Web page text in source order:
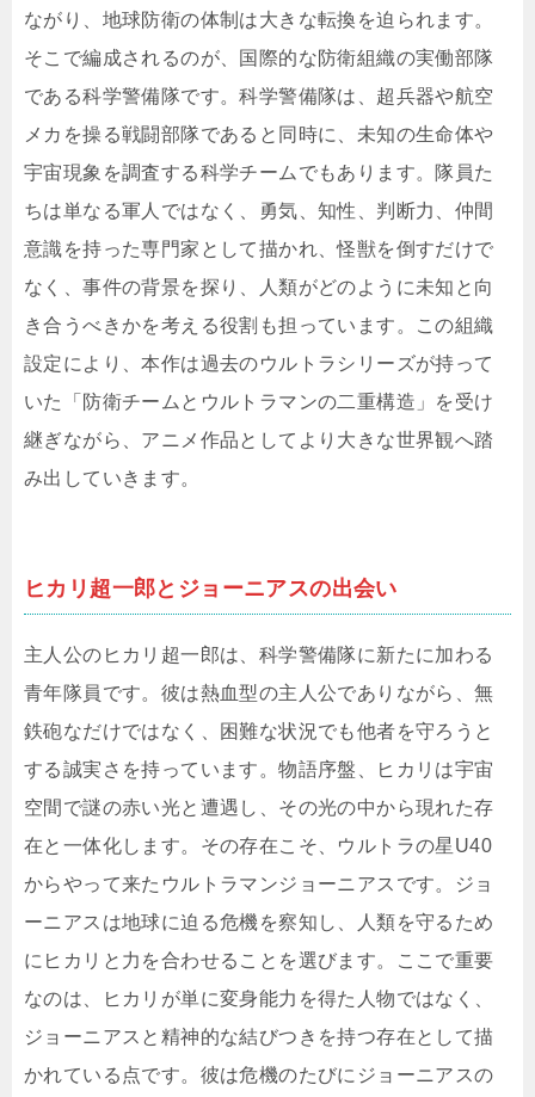
ながり、地球防衛の体制は大きな転換を迫られます。
そこで編成されるのが、国際的な防衛組織の実働部隊
である科学警備隊です。科学警備隊は、超兵器や航空
メカを操る戦闘部隊であると同時に、未知の生命体や
宇宙現象を調査する科学チームでもあります。隊員た
ちは単なる軍人ではなく、勇気、知性、判断力、仲間
意識を持った専門家として描かれ、怪獣を倒すだけで
なく、事件の背景を探り、人類がどのように未知と向
き合うべきかを考える役割も担っています。この組織
設定により、本作は過去のウルトラシリーズが持って
いた「防衛チームとウルトラマンの二重構造」を受け
継ぎながら、アニメ作品としてより大きな世界観へ踏
み出していきます。
ヒカリ超一郎とジョーニアスの出会い
主人公のヒカリ超一郎は、科学警備隊に新たに加わる
青年隊員です。彼は熱血型の主人公でありながら、無
鉄砲なだけではなく、困難な状況でも他者を守ろうと
する誠実さを持っています。物語序盤、ヒカリは宇宙
空間で謎の赤い光と遭遇し、その光の中から現れた存
在と一体化します。その存在こそ、ウルトラの星U40
からやって来たウルトラマンジョーニアスです。ジョ
ーニアスは地球に迫る危機を察知し、人類を守るため
にヒカリと力を合わせることを選びます。ここで重要
なのは、ヒカリが単に変身能力を得た人物ではなく、
ジョーニアスと精神的な結びつきを持つ存在として描
かれている点です。彼は危機のたびにジョーニアスの